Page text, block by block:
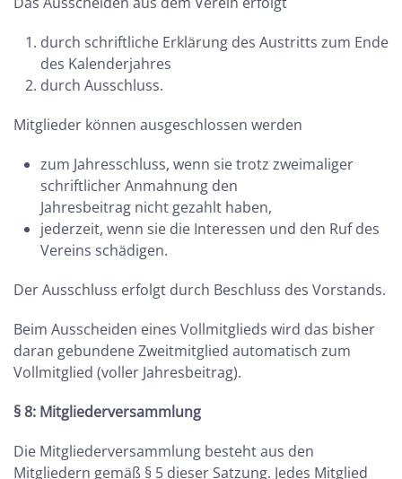
durch schriftliche Erklärung des Austritts zum Ende
des Kalenderjahres
durch Ausschluss.
Mitglieder können ausgeschlossen werden
zum Jahresschluss, wenn sie trotz zweimaliger
schriftlicher Anmahnung den
Jahresbeitrag nicht gezahlt haben,
jederzeit, wenn sie die Interessen und den Ruf des
Vereins schädigen.
Der Ausschluss erfolgt durch Beschluss des Vorstands.
Beim Ausscheiden eines Vollmitglieds wird das bisher
daran gebundene Zweitmitglied automatisch zum
Vollmitglied (voller Jahresbeitrag).
§ 8: Mitgliederversammlung
Die Mitgliederversammlung besteht aus den
Mitgliedern gemäß § 5 dieser Satzung. Jedes Mitglied